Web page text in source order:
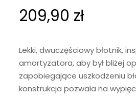
209,90 zł
Lekki, dwuczęściowy błotnik,
amortyzatora, aby był bliżej
zapobiegające uszkodzeniu
konstrukcja pozwala na